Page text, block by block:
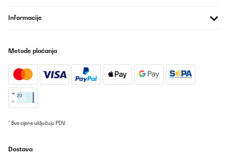
25/12/2025
Sehr gute Brotdose für Kinder: praktisch, leicht zu öffnen und
dennoch gut verschlossen. Die Größe ist ideal für Schule oder
alltagstauglich – klare Empfehlung.
Amazon-Benutzer
Informacije
Metode plaćanja
* Sve cijene uključuju PDV.
Dostava